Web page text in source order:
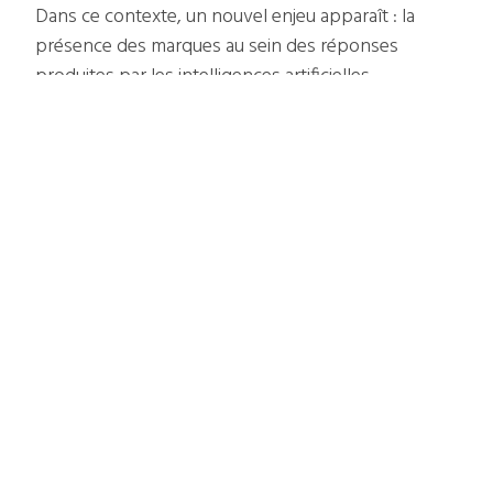
Dans ce contexte, un nouvel enjeu apparaît : la
présence des marques au sein des réponses
produites par les intelligences artificielles.